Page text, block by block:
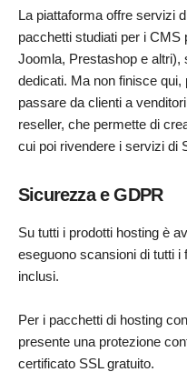
La piattaforma offre servizi
pacchetti studiati per i CMS
Joomla, Prestashop e
dedicati. Ma non finisce
passare da clienti a
reseller, che permette di
cui poi rivendere i servizi di
Sicurezza e GDPR
Su tutti i prodotti hosting è
eseguono scansioni di tutti i
inclusi.
Per i pacchetti di hosting
presente una protezione
certificato SSL gratuito.